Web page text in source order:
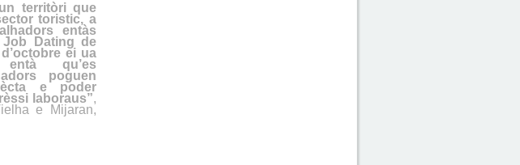
territòri que
toristic, a
entàs
Job Dating de
ei ua
qu’es
poguen
e poder
laboraus”,
e Mijaran,